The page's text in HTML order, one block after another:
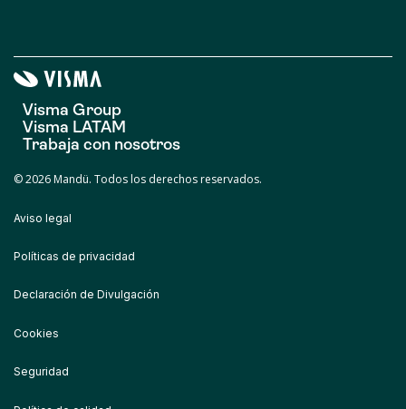
Visma Group
Visma LATAM
Trabaja con nosotros
© 2026 Mandü. Todos los derechos reservados.
Aviso legal
Políticas de privacidad
Declaración de Divulgación
Cookies
Seguridad